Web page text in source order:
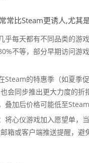
常比Steam更诱人,尤其是
乎每天都有不同品类的游
不等，部分早期访问游
Steam的特惠季（如夏季
会同步推出更大力度的折
叠加后价格可能低至Steam
将心仪游戏加入愿望单，当
箱或客户端推送提醒，避